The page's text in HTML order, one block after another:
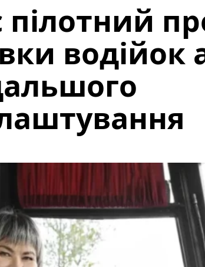
пілотний
водійок